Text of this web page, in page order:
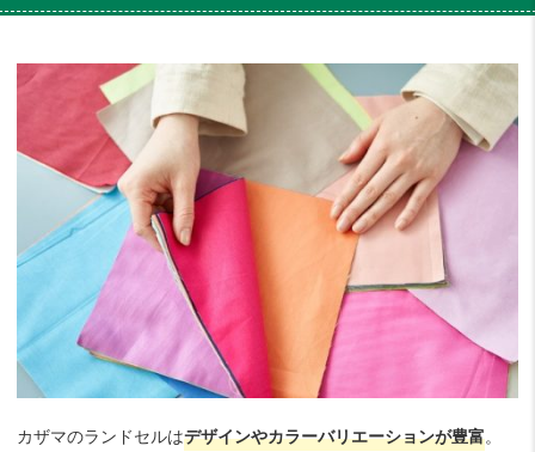
カザマのランドセルはデザインやカラーバリエーションが豊富。